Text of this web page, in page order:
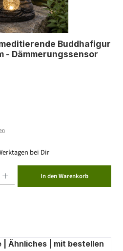
Buddhafigur
- Dämmerungssensor
bei Dir
In den Warenkorb
Ähnliches | mit bestellen